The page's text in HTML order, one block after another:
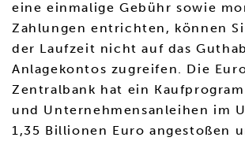
eine einmalige Gebühr sowie
Zahlungen entrichten, können
der Laufzeit nicht auf das
Anlagekontos zugreifen. Die
Zentralbank hat ein
und Unternehmensanleihen im
1,35 Billionen Euro angestoßen